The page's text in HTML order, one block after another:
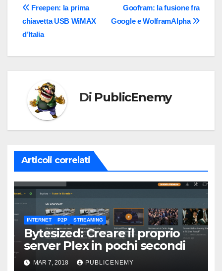
Navigazione
articoli
Goofram: la fusione fra
Google e WolframAlpha
Freepen: la prima
chiavetta USB WiMAX
d’Italia
Di PublicEnemy
Articoli correlati
INTERNET P2P STREAMING
Bytesized: Creare il proprio
server Plex in pochi secondi
MAR 7, 2018 PUBLICENEMY